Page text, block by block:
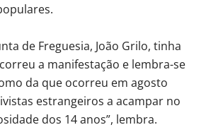
de Freguesia, João Grilo, tinha
a manifestação e lembra-se
da que ocorreu em agosto
estrangeiros a acampar no
dos 14 anos”, lembra.